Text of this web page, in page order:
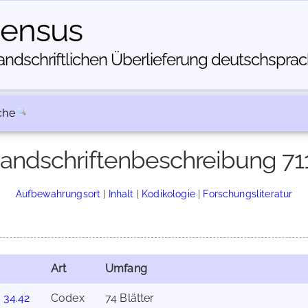
Über­lieferung
Aufbewahrungsort | Inhalt | Kodikologie| Forschungsliteratur
Art Umfang
Codex 74 Blätter